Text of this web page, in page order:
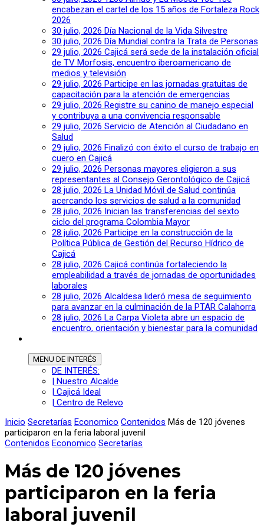
encabezan el cartel de los 15 años de Fortaleza Rock
2026
30 julio, 2026 Día Nacional de la Vida Silvestre
30 julio, 2026 Día Mundial contra la Trata de Personas
29 julio, 2026 Cajicá será sede de la instalación oficial
de TV Morfosis, encuentro iberoamericano de
medios y televisión
29 julio, 2026 Participe en las jornadas gratuitas de
capacitación para la atención de emergencias
29 julio, 2026 Registre su canino de manejo especial
y contribuya a una convivencia responsable
29 julio, 2026 Servicio de Atención al Ciudadano en
Salud
29 julio, 2026 Finalizó con éxito el curso de trabajo en
cuero en Cajicá
29 julio, 2026 Personas mayores eligieron a sus
representantes al Consejo Gerontológico de Cajicá
28 julio, 2026 La Unidad Móvil de Salud continúa
acercando los servicios de salud a la comunidad
28 julio, 2026 Inician las transferencias del sexto
ciclo del programa Colombia Mayor
28 julio, 2026 Participe en la construcción de la
Política Pública de Gestión del Recurso Hídrico de
Cajicá
28 julio, 2026 Cajicá continúa fortaleciendo la
empleabilidad a través de jornadas de oportunidades
laborales
28 julio, 2026 Alcaldesa lideró mesa de seguimiento
para avanzar en la culminación de la PTAR Calahorra
28 julio, 2026 La Carpa Violeta abre un espacio de
encuentro, orientación y bienestar para la comunidad
MENU DE INTERÉS
DE INTERÉS:
| Nuestro Alcalde
| Cajicá Ideal
| Centro de Relevo
Inicio Secretarías Economico Contenidos Más de 120 jóvenes
participaron en la feria laboral juvenil
Contenidos Economico Secretarías
Más de 120 jóvenes
participaron en la feria
laboral juvenil